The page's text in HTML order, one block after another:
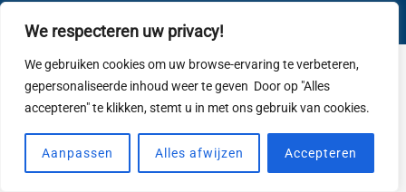
We respecteren uw privacy!
We gebruiken cookies om uw browse-ervaring te verbeteren,
gepersonaliseerde inhoud weer te geven Door op "Alles
accepteren" te klikken, stemt u in met ons gebruik van cookies.
Aanpassen Alles afwijzen Accepteren